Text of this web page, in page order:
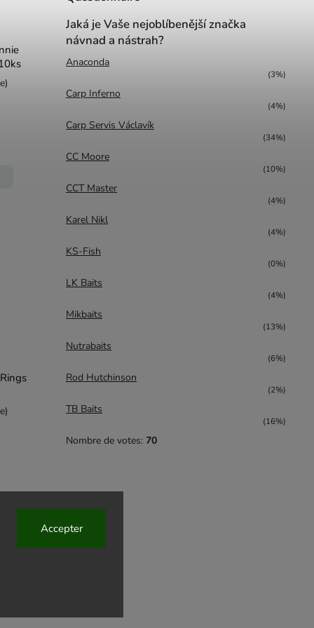
Accepter
Jaká je Vaše nejoblíbenější značka
návnad a nástrah?
Anaconda
(3%)
Carp Inferno
(4%)
Carp Servis Václavík
(34%)
CC Moore
(10%)
CCT Master
(4%)
Karel Nikl
(4%)
KS-Fish
(0%)
LK Baits
(4%)
Mikbaits
(13%)
Nutrabaits
(6%)
Rod Hutchinson
(2%)
TB Baits
(16%)
Nombre de votes: 70